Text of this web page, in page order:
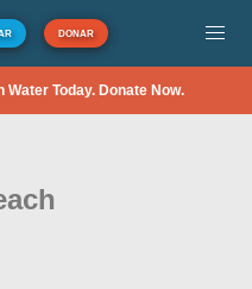
DONAR
Today. Donate Now.